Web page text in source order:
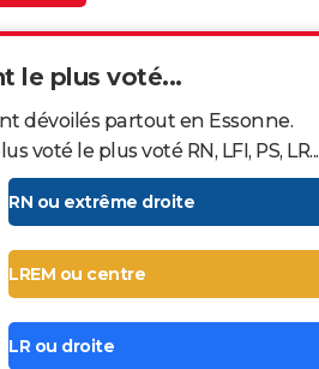
le plus voté...
dévoilés partout en Essonne.
voté le plus voté RN, LFI, PS, LR...
RN ou extrême droite
LREM ou centre
LR ou droite